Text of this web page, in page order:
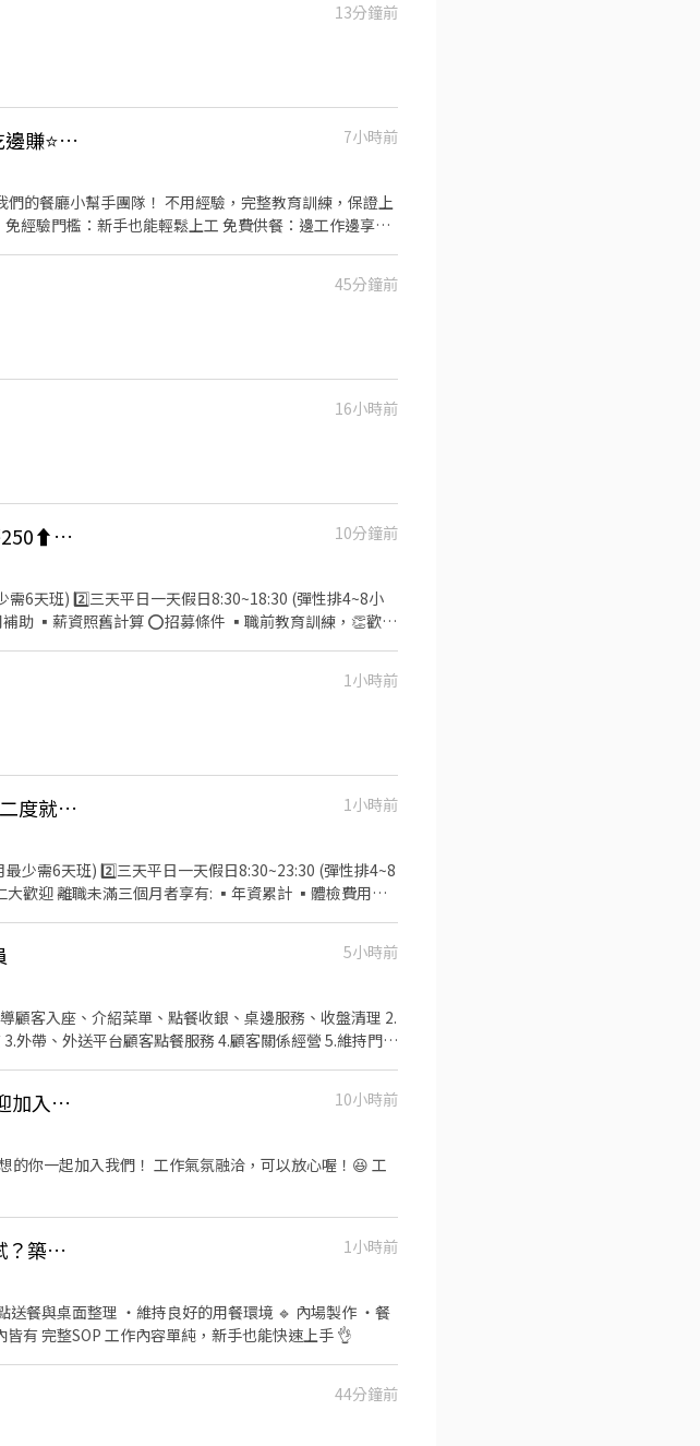
如：成本控管及數據分析等專業知識 ▪升遷快速且制度完
5分鐘為單位計算，重視員工的辛勤付出 ▪計畫拓展全
13分鐘前
時薪235新竹 🧡打工也很Chill～快來異國風餐廳！邊吃邊賺⭐長期限定
7小時前
45分鐘前
16小時前
⭐【壽司郎】🥇【早班工讀】💰新竹慈雲路店平日時薪250⬆️；假日260元
10分鐘前
6天班) 2️⃣三天平日一天假日8:30~18:30 (彈性排4~8小
助 ▪薪資照舊計算 ⭕招募條件 ▪職前教育訓練，👏歡迎
作→提供餐點→餐具清洗→庫存盤點、出貨 等 ⭕獎金福
5分鐘為單位計算 ⭕企業魅力 ▪「以人為本」注重團
衛生知識及專業的烹飪技巧，還可接觸店鋪的經營管
力及成果將有升遷加薪的機會 ▪享有完善的福利制度，
更多人有機會品嚐美味平價壽司，致力成為頂尖品牌 ⭕
撥勞工退休新制6% ④特休／年假按照勞基法規定 ⑤颱
【介紹制度】 歡迎介紹親朋好友一同任職，介紹獎金拿
1小時前
⭐假日打工⭐ 🔥時薪250🥇【壽司郎】新竹慈雲路店（ 二度就業、無經驗可）
1小時前
少需6天班) 2️⃣三天平日一天假日8:30~23:30 (彈性排4~8
大歡迎 離職未滿三個月者享有: ▪年資累計 ▪體檢費用補
整理環境維護 等 ▪內場 商品進貨、準備、整理→料理
▪不定期活動競賽獎金 ▪💹一年4次考核及調薪 ▪💵加
，採納同仁的意見，提升參與感 ▪除學習到日本商業禮
本控管及數據分析等專業知識 ▪升遷快速且制度完善，依
為單位計算，重視員工的辛勤付出 ▪計畫拓展全台灣，
班費(以5分鐘為單位計算) ②勞保、健保、意外險 ③每月
補助 ⑥員工店內用餐折扣 ⑦提供員工制服 ⑧任職一年後
位及任職期間不同，發放5,000~12,000元介紹獎金
5小時前
顧客入座、介紹菜單、點餐收銀、桌邊服務、收盤清理 2.
外帶、外送平台顧客點餐服務 4.顧客關係經營 5.維持門市
早班晚班工作人員（上班氣氛很好唷 可以放心💪🏻歡迎加入～）
10小時前
的你一起加入我們！ 工作氣氛融洽，可以放心喔！😆 工
你缺的不是工作，是會讓你成長的環境，敢不敢來試試？築山拉麵金山店熱烈招募中
1小時前
擺盤 ・食材備料與品質確認 ・設備維護 ・廚房環境清潔 店內皆有 完整SOP 工作內容單純，新手也能快速上手 👌
44分鐘前